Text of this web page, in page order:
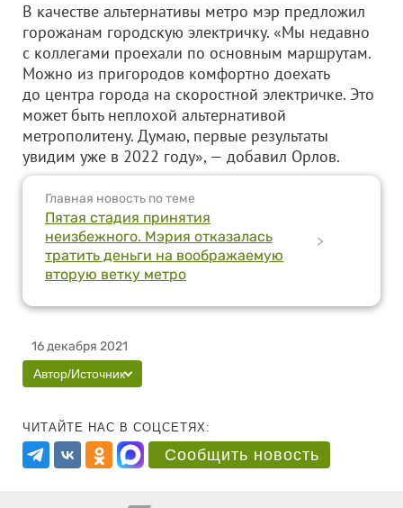
В качестве альтернативы метро мэр предложил
горожанам городскую электричку. «Мы недавно
с коллегами проехали по основным маршрутам.
Можно из пригородов комфортно доехать
до центра города на скоростной электричке. Это
может быть неплохой альтернативой
метрополитену. Думаю, первые результаты
увидим уже в 2022 году», — добавил Орлов.
Главная новость по теме
Пятая стадия принятия
неизбежного. Мэрия отказалась
тратить деньги на воображаемую
вторую ветку метро
>
16 декабря 2021
Автор/Источник
ЧИТАЙТЕ НАС В СОЦСЕТЯХ:
Сообщить новость